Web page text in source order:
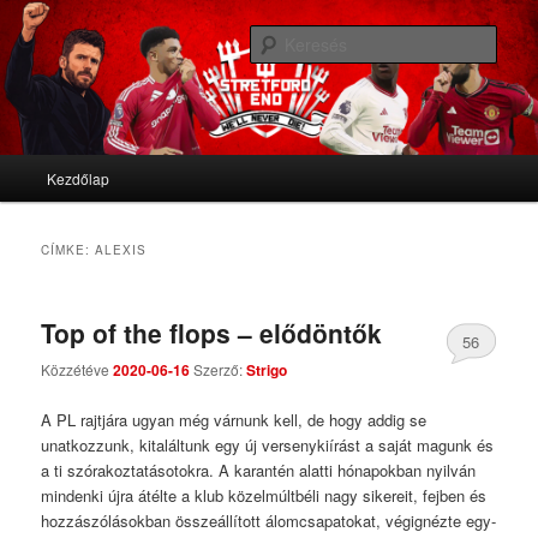
Stretford End
We'll never die
Tovább az elsődleges tartalomra
Tovább a másodlagos tartalomra
Kezdőlap
CÍMKE:ALEXIS
Top of the flops – elődöntők
Közzétéve2020-06-16Szerző:Strigo
56
A PL rajtjára ugyan még várnunk kell, de hogy addig se
unatkozzunk, kitaláltunk egy új versenykiírást a saját magunk és
a ti szórakoztatásotokra. A karantén alatti hónapokban nyilván
mindenki újra átélte a klub közelmúltbéli nagy sikereit, fejben és
hozzászólásokban összeállított álomcsapatokat, végignézte egy-